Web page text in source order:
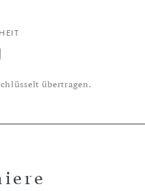
übertragen.